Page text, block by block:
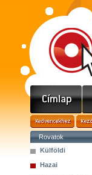
Rovatok
Külföldi
Hazai